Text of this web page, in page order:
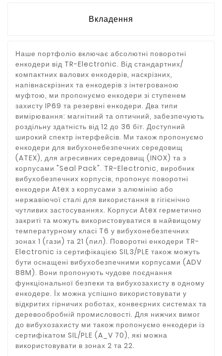
Вкладення
Наше портфоліо включає абсолютні поворотні
енкодери від TR-Electronic. Від стандартних/
компактних валових енкодерів, наскрізних,
напівнаскрізних та енкодерів з інтегрованою
муфтою, ми пропонуємо енкодери зі ступенем
захисту IP69 та резервні енкодери. Два типи
вимірювання: магнітний та оптичний, забезпечують
роздільну здатність від 12 до 36 біт. Доступний
широкий спектр інтерфейсів. Ми також пропонуємо
енкодери для вибухонебезпечних середовищ
(ATEX), для агресивних середовищ (INOX) та з
корпусами "Seal Pack". TR-Electronic, виробник
вибухобезпечних корпусів, пропонує поворотні
енкодери Atex з корпусами з алюмінію або
нержавіючої сталі для використання в гігієнічно
чутливих застосуваннях. Корпуси Atex герметично
закриті та можуть використовуватися в найвищому
температурному класі T6 у вибухонебезпечних
зонах 1 (гази) та 21 (пил). Поворотні енкодери TR-
Electronic із сертифікацією SIL3/PLE також можуть
бути оснащені вибухобезпечними корпусами (ADV
88M). Вони пропонують чудове поєднання
функціональної безпеки та вибухозахисту в одному
енкодере. Їх можна успішно використовувати у
відкритих гірничих роботах, конвеєрних системах та
деревообробній промисловості. Для нижчих вимог
до вибухозахисту ми також пропонуємо енкодери із
сертифікатом SIL/PLE (A_V 70), які можна
використовувати в зонах 2 та 22.